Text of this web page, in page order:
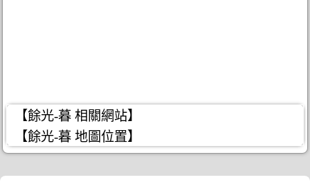
【餘光-暮 相關網站】
【餘光-暮 地圖位置】